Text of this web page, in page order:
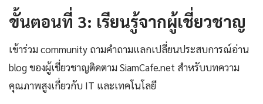
ขั้นตอนที่ 3: เรียนรู้จากผู้เชี่ยวชาญ
เข้าร่วม community ถามคำถามแลกเปลี่ยนประสบการณ์อ่าน
blog ของผู้เชี่ยวชาญติดตาม SiamCafe.net สำหรับบทความ
คุณภาพสูงเกี่ยวกับ IT และเทคโนโลยี